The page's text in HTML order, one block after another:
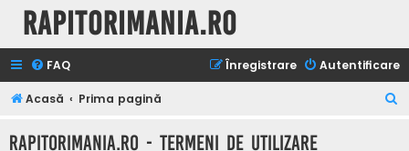
Rapitorimania.ro
FAQ Autentificare
Înregistrare
Acasă Prima pagină
Rapitorimania.ro - Termeni de utilizare